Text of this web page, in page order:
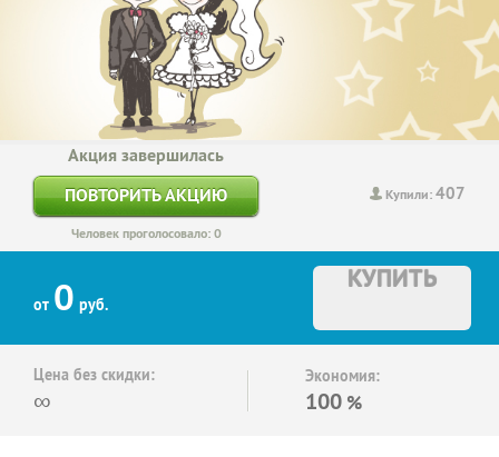
Купили:407
Акция завершилась
ПОВТОРИТЬ АКЦИЮ
Человек проголосовало: 0
от 0 руб.
КУПИТЬ
Цена без скидки:
∞
Экономия:
100 %